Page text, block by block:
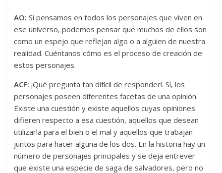
AO:Si pensamos en todos los personajes que viven en
ese universo, podemos pensar que muchos de ellos son
como un espejo que reflejan algo o a alguien de nuestra
realidad. Cuéntanos cómo es el proceso de creación de
estos personajes.
ACF:¡Qué pregunta tan difícil de responder!. Sí, los
personajes poseen diferentes facetas de una opinión.
Existe una cuestión y existe aquellos cuyas opiniones
difieren respecto a esa cuestión, aquellos que desean
utilizarla para el bien o el mal y aquellos que trabajan
juntos para hacer alguna de los dos. En la historia hay un
número de personajes principales y se deja entrever
que existe una especie de saga de salvadores, pero no